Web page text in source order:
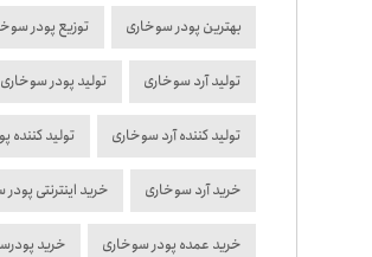
بهترین پودر سوخاری توزیع پودر
تولید آرد سوخاری تولید پودر سوخاری
تولید کننده آرد سوخاری تولید کننده
خرید آرد سوخاری خرید اینترنتی
خرید عمده پودر سوخاری خرید